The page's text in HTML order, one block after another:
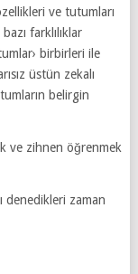
ve tutumları
farklılıklar
birbirleri ile
üstün zekalı
belirgin
ve zihnen öğrenmek
denedikleri zaman